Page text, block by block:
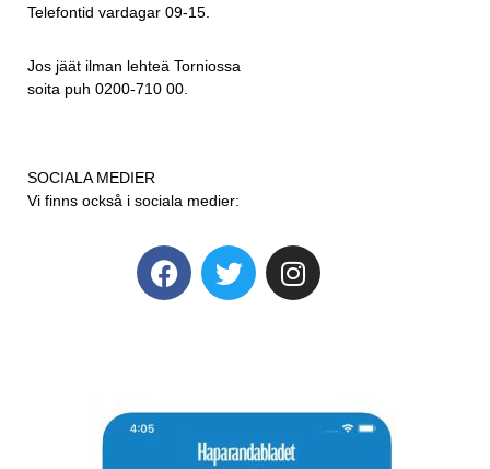
Telefontid vardagar 09-15.
Jos jäät ilman lehteä Torniossa
soita puh 0200-710 00.
SOCIALA MEDIER
Vi finns också i sociala medier: